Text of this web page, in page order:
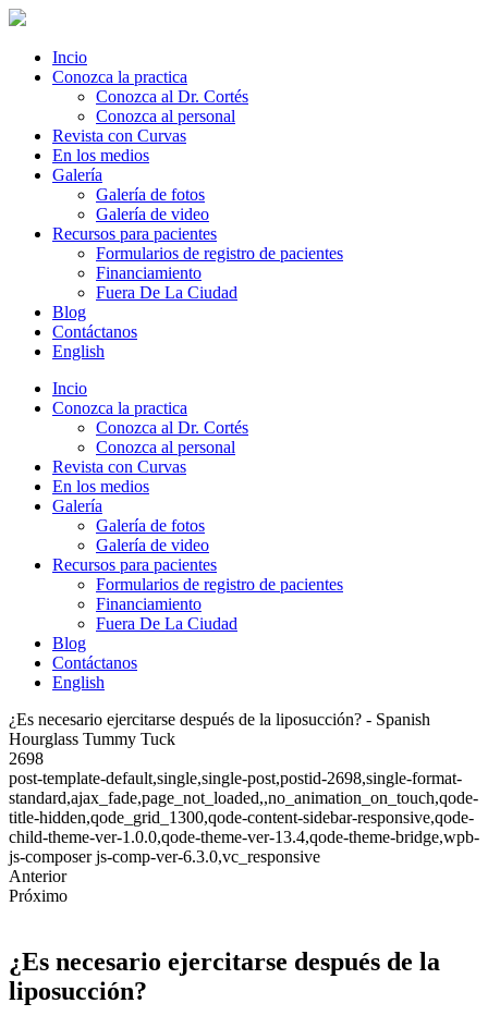
Incio
Conozca la practica
Conozca al Dr. Cortés
Conozca al personal
Revista con Curvas
En los medios
Galería
Galería de fotos
Galería de video
Recursos para pacientes
Formularios de registro de pacientes
Financiamiento
Fuera De La Ciudad
Blog
Contáctanos
English
Incio
Conozca la practica
Conozca al Dr. Cortés
Conozca al personal
Revista con Curvas
En los medios
Galería
Galería de fotos
Galería de video
Recursos para pacientes
Formularios de registro de pacientes
Financiamiento
Fuera De La Ciudad
Blog
Contáctanos
English
¿Es necesario ejercitarse después de la liposucción? - Spanish
Hourglass Tummy Tuck
2698
post-template-default,single,single-post,postid-2698,single-format-
standard,ajax_fade,page_not_loaded,,no_animation_on_touch,qode-
title-hidden,qode_grid_1300,qode-content-sidebar-responsive,qode-
child-theme-ver-1.0.0,qode-theme-ver-13.4,qode-theme-bridge,wpb-
js-composer js-comp-ver-6.3.0,vc_responsive
Anterior
Próximo
¿Es necesario ejercitarse después de la
liposucción?